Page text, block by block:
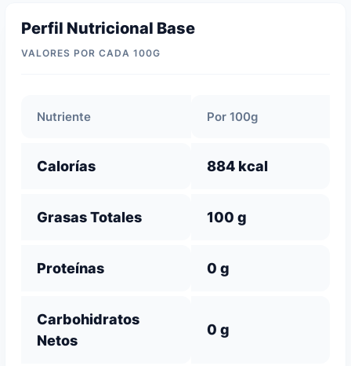
Perfil Nutricional Base
VALORES POR CADA 100G
Nutriente Por 100g
Calorías 884 kcal
Grasas Totales 100 g
Proteínas 0 g
Carbohidratos
Netos
0 g